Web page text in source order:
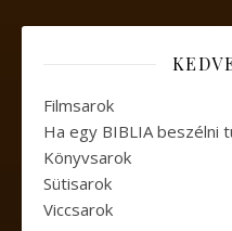
Filmsarok
Ha egy BIBLIA beszélni
Könyvsarok
Sütisarok
Viccsarok